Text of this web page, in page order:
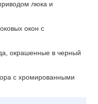
люка и
окон с
окрашенные в черный
с хромированными